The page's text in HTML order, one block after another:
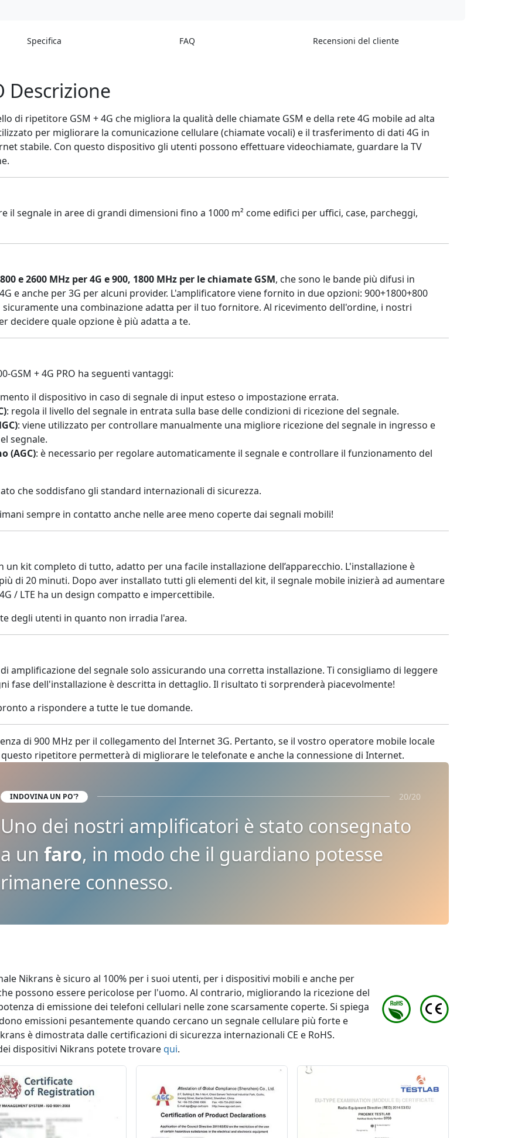
Specifica FAQ Recensioni del cliente
Descrizione
di ripetitore GSM + 4G che migliora la qualità delle chiamate GSM e della rete 4G mobile ad alta
per migliorare la comunicazione cellulare (chiamate vocali) e il trasferimento di dati 4G in
stabile. Con questo dispositivo gli utenti possono effettuare videochiamate, guardare la TV
il segnale in aree di grandi dimensioni fino a 1000 m² come edifici per uffici, case, parcheggi,
e 2600 MHz per 4G e 900, 1800 MHz per le chiamate GSM, che sono le bande più difusi in
e anche per 3G per alcuni provider. L'amplificatore viene fornito in due opzioni: 900+1800+800
sicuramente una combinazione adatta per il tuo fornitore. Al ricevimento dell'ordine, i nostri
decidere quale opzione è più adatta a te.
GSM + 4G PRO ha seguenti vantaggi:
il dispositivo in caso di segnale di input esteso o impostazione errata.
: regola il livello del segnale in entrata sulla base delle condizioni di ricezione del segnale.
: viene utilizzato per controllare manualmente una migliore ricezione del segnale in ingresso e
segnale.
(AGC): è necessario per regolare automaticamente il segnale e controllare il funzionamento del
che soddisfano gli standard internazionali di sicurezza.
sempre in contatto anche nelle aree meno coperte dai segnali mobili!
un kit completo di tutto, adatto per una facile installazione dell’apparecchio. L'installazione è
di 20 minuti. Dopo aver installato tutti gli elementi del kit, il segnale mobile inizierà ad aumentare
/ LTE ha un design compatto e impercettibile.
degli utenti in quanto non irradia l'area.
amplificazione del segnale solo assicurando una corretta installazione. Ti consigliamo di leggere
fase dell'installazione è descritta in dettaglio. Il risultato ti sorprenderà piacevolmente!
a rispondere a tutte le tue domande.
di 900 MHz per il collegamento del Internet 3G. Pertanto, se il vostro operatore mobile locale
ripetitore permetterà di migliorare le telefonate e anche la connessione di Internet.
INDOVINA UN PO'? 20/20
Uno dei nostri amplificatori è stato consegnato
a un faro, in modo che il guardiano potesse
rimanere connesso.
Nikrans è sicuro al 100% per i suoi utenti, per i dispositivi mobili e anche per
possono essere pericolose per l'uomo. Al contrario, migliorando la ricezione del
di emissione dei telefoni cellulari nelle zone scarsamente coperte. Si spiega
emissioni pesantemente quando cercano un segnale cellulare più forte e
è dimostrata dalle certificazioni di sicurezza internazionali CE e RoHS.
dispositivi Nikrans potete trovarequi.